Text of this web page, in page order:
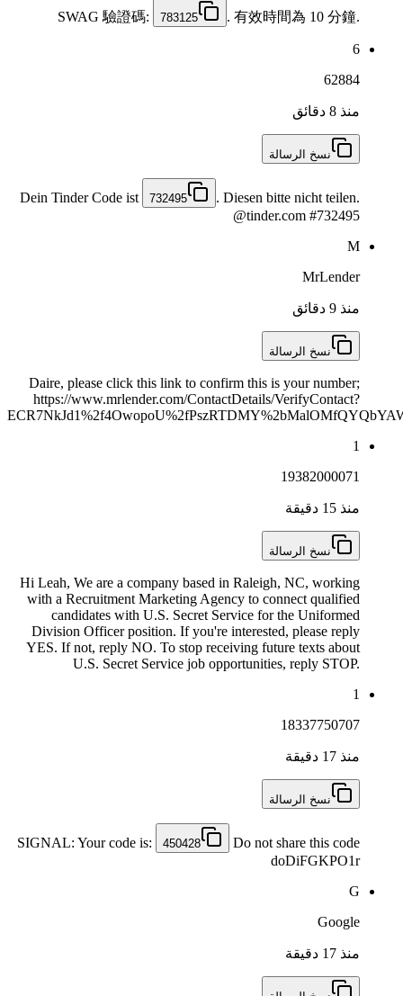
SWAG 驗證碼: 783125 . 有效時間為 10 分鐘.
6
62884
منذ 8 دقائق
نسخ الرسالة
Dein Tinder Code ist 732495
. Diesen bitte nicht teilen.
@tinder.com #732495
M
MrLender
منذ 9 دقائق
نسخ الرسالة
Daire, please click this link to confirm this is your number;
https://www.mrlender.com/ContactDetails/VerifyContact?
1
19382000071
منذ 15 دقيقة
نسخ الرسالة
Hi Leah, We are a company based in Raleigh, NC, working
with a Recruitment Marketing Agency to connect qualified
candidates with U.S. Secret Service for the Uniformed
Division Officer position. If you're interested, please reply
YES. If not, reply NO. To stop receiving future texts about
U.S. Secret Service job opportunities, reply STOP.
1
18337750707
منذ 17 دقيقة
نسخ الرسالة
SIGNAL: Your code is: 450428
Do not share this code
doDiFGKPO1r
G
Google
منذ 17 دقيقة